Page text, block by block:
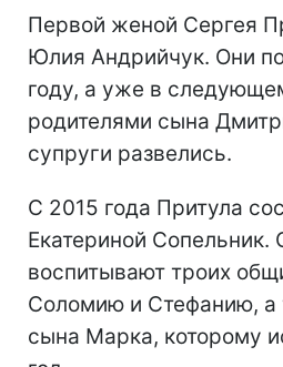
Первой женой Сергея
Юлия Андрийчук. Они
году, а уже в
родителями сына
супруги развелись.
С 2015 года Притула
Екатериной Сопельник.
воспитывают троих
Соломию и Стефанию, а
сына Марка, которому